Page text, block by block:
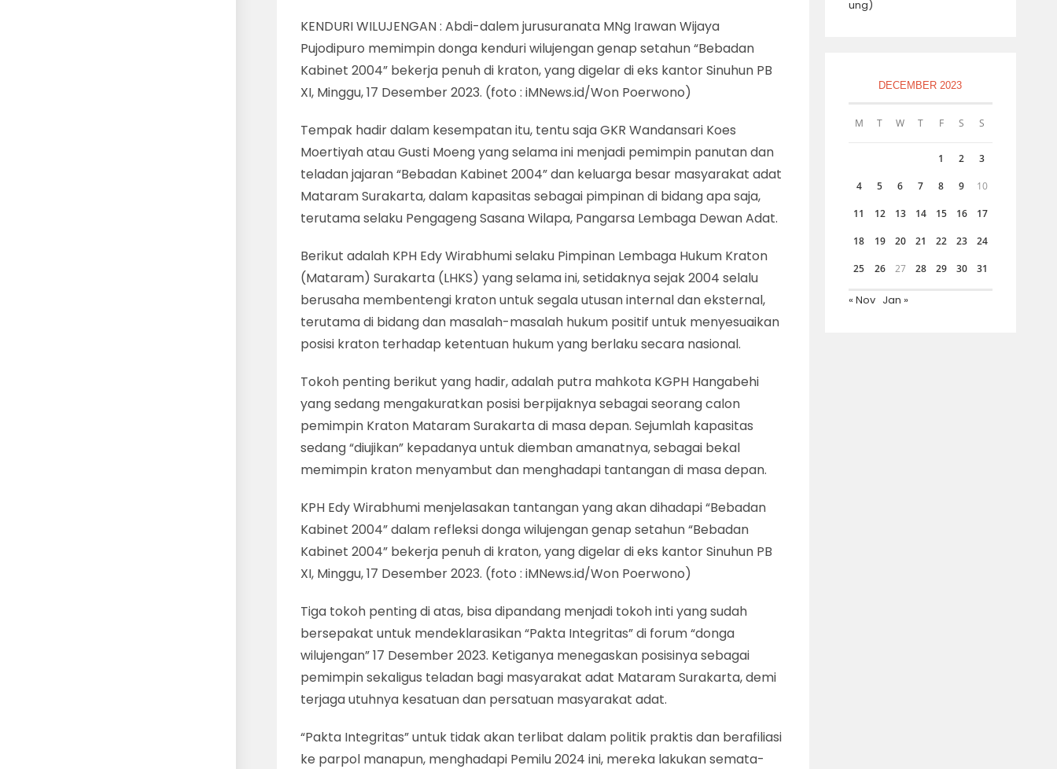
KENDURI WILUJENGAN : Abdi-dalem jurusuranata MNg Irawan Wijaya
Pujodipuro memimpin donga kenduri wilujengan genap setahun “Bebadan
Kabinet 2004” bekerja penuh di kraton, yang digelar di eks kantor Sinuhun PB
XI, Minggu, 17 Desember 2023. (foto : iMNews.id/Won Poerwono)
Tempak hadir dalam kesempatan itu, tentu saja GKR Wandansari Koes
Moertiyah atau Gusti Moeng yang selama ini menjadi pemimpin panutan dan
teladan jajaran “Bebadan Kabinet 2004” dan keluarga besar masyarakat adat
Mataram Surakarta, dalam kapasitas sebagai pimpinan di bidang apa saja,
terutama selaku Pengageng Sasana Wilapa, Pangarsa Lembaga Dewan Adat.
Berikut adalah KPH Edy Wirabhumi selaku Pimpinan Lembaga Hukum Kraton
(Mataram) Surakarta (LHKS) yang selama ini, setidaknya sejak 2004 selalu
berusaha membentengi kraton untuk segala utusan internal dan eksternal,
terutama di bidang dan masalah-masalah hukum positif untuk menyesuaikan
posisi kraton terhadap ketentuan hukum yang berlaku secara nasional.
Tokoh penting berikut yang hadir, adalah putra mahkota KGPH Hangabehi
yang sedang mengakuratkan posisi berpijaknya sebagai seorang calon
pemimpin Kraton Mataram Surakarta di masa depan. Sejumlah kapasitas
sedang “diujikan” kepadanya untuk diemban amanatnya, sebagai bekal
memimpin kraton menyambut dan menghadapi tantangan di masa depan.
KPH Edy Wirabhumi menjelasakan tantangan yang akan dihadapi “Bebadan
Kabinet 2004” dalam refleksi donga wilujengan genap setahun “Bebadan
Kabinet 2004” bekerja penuh di kraton, yang digelar di eks kantor Sinuhun PB
XI, Minggu, 17 Desember 2023. (foto : iMNews.id/Won Poerwono)
Tiga tokoh penting di atas, bisa dipandang menjadi tokoh inti yang sudah
bersepakat untuk mendeklarasikan “Pakta Integritas” di forum “donga
wilujengan” 17 Desember 2023. Ketiganya menegaskan posisinya sebagai
pemimpin sekaligus teladan bagi masyarakat adat Mataram Surakarta, demi
terjaga utuhnya kesatuan dan persatuan masyarakat adat.
“Pakta Integritas” untuk tidak akan terlibat dalam politik praktis dan berafiliasi
ke parpol manapun, menghadapi Pemilu 2024 ini, mereka lakukan semata-
DECEMBER 2023
M T W T F S S
1 2 3
4 5 6 7 8 9 10
11 12 13 14 15 16 17
18 19 20 21 22 23 24
25 26 27 28 29 30 31
« Nov Jan »